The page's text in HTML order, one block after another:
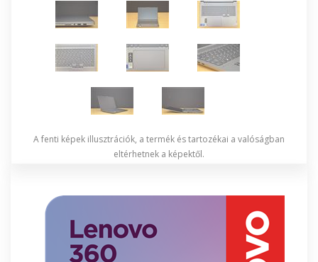
A fenti képek illusztrációk, a termék és tartozékai a valóságban
eltérhetnek a képektől.